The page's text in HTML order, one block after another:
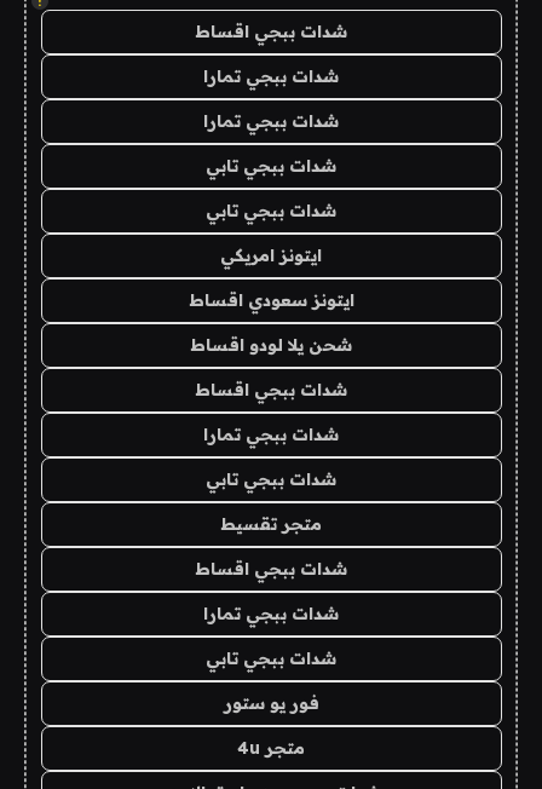
شدات ببجي اقساط
شدات ببجي تمارا
شدات ببجي تمارا
شدات ببجي تابي
شدات ببجي تابي
ايتونز امريكي
ايتونز سعودي اقساط
شحن يلا لودو اقساط
شدات ببجي اقساط
شدات ببجي تمارا
شدات ببجي تابي
متجر تقسيط
شدات ببجي اقساط
شدات ببجي تمارا
شدات ببجي تابي
فور يو ستور
متجر 4u